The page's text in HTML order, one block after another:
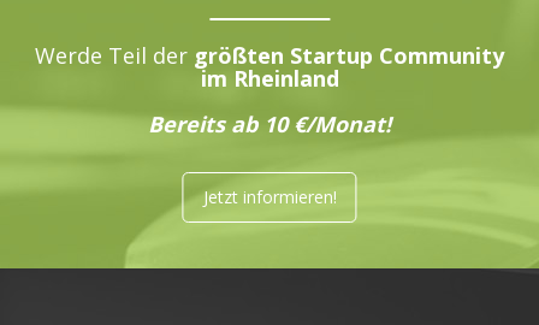
Werde Teil der größten Startup Community
im Rheinland
Bereits ab 10 €/Monat!
Jetzt informieren!